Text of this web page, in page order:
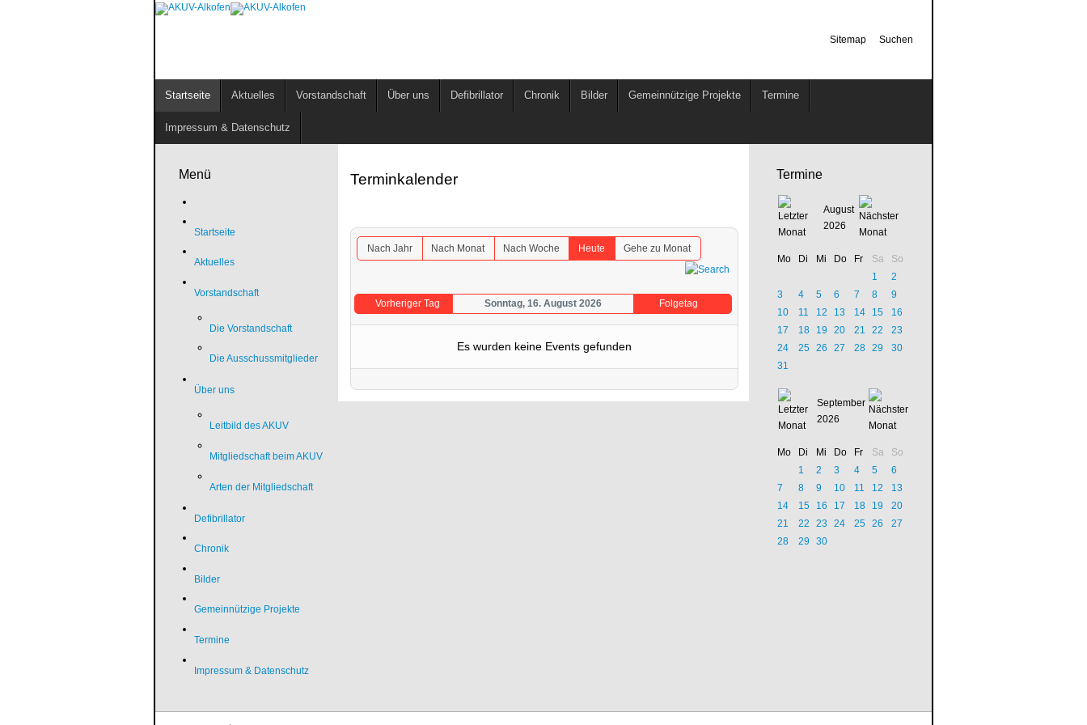
Sitemap Suchen
Startseite Aktuelles Vorstandschaft Über uns Defibrillator Chronik Bilder Gemeinnützige Projekte Termine
Impressum & Datenschutz
Terminkalender
Nach Jahr Nach Monat Nach Woche Heute Gehe zu Monat
Vorheriger Tag Sonntag, 16. August 2026 Folgetag
Es wurden keine Events gefunden
Menü
Startseite
Aktuelles
Vorstandschaft
Die Vorstandschaft
Die Ausschussmitglieder
Über uns
Leitbild des AKUV
Mitgliedschaft beim AKUV
Arten der Mitgliedschaft
Defibrillator
Chronik
Bilder
Gemeinnützige Projekte
Termine
Impressum & Datenschutz
Termine
August
2026
Mo Di Mi Do Fr Sa
So
1
2
3
4 5 6 7 8
9
10
11 12 13 14 15
16
17
18 19 20 21 22
23
24
25 26 27 28 29
30
31
September
2026
Mo Di Mi Do Fr Sa
So
1
2 3 4 5
6
7
8 9 10 11 12
13
14
15 16 17 18 19
20
21
22 23 24 25 26
27
28
29 30